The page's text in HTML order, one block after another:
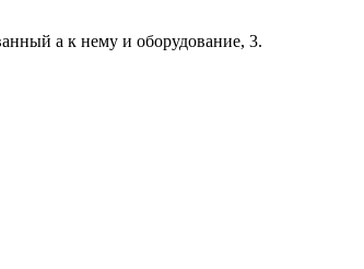
а к нему и оборудование, 3.